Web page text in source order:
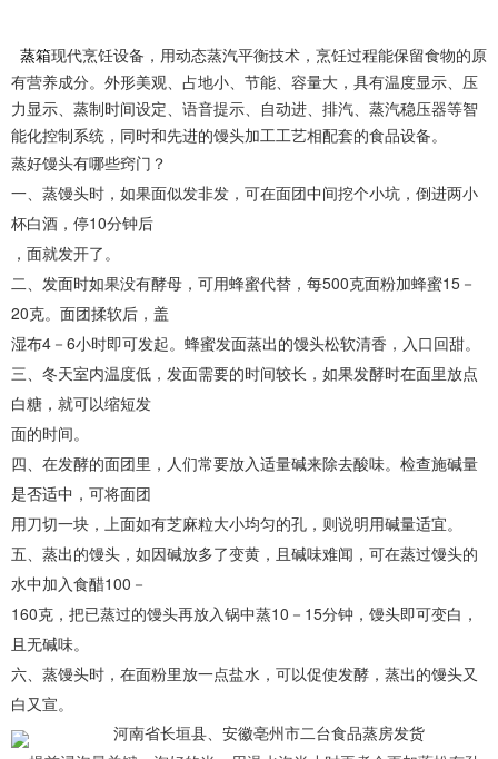
蒸箱现代烹饪设备，用动态蒸汽平衡技术，烹饪过程能保留食物的原
有营养成分。 外形美观、占地小、节能、容量大，具有温度显示、压
力显示、蒸制时间设定、语音提示、自动进、排汽、蒸汽稳压器等智
能化控制系统，同时和先进的馒头加工工艺相配套的食品设备。
蒸好馒头有哪些窍门？
一、蒸馒头时，如果面似发非发，可在面团中间挖个小坑，倒进两小
杯白酒，停10分钟后
，面就发开了。
二、发面时如果没有酵母，可用蜂蜜代替，每500克面粉加蜂蜜15－
20克。面团揉软后，盖
湿布4－6小时即可发起。蜂蜜发面蒸出的馒头松软清香，入口回甜。
三、冬天室内温度低，发面需要的时间较长，如果发酵时在面里放点
白糖，就可以缩短发
面的时间。
四、在发酵的面团里，人们常要放入适量碱来除去酸味。检查施碱量
是否适中，可将面团
用刀切一块，上面如有芝麻粒大小均匀的孔，则说明用碱量适宜。
五、蒸出的馒头，如因碱放多了变黄，且碱味难闻，可在蒸过馒头的
水中加入食醋100－
160克，把已蒸过的馒头再放入锅中蒸10－15分钟，馒头即可变白，
且无碱味。
六、蒸馒头时，在面粉里放一点盐水，可以促使发酵，蒸出的馒头又
白又宣。
河南省长垣县、安徽亳州市二台食品蒸房发货